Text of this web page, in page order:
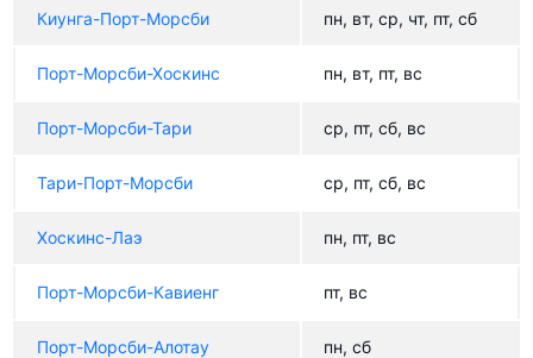
Киунга-Порт-Морсби пн, вт, ср, чт, пт, сб
Порт-Морсби-Хоскинс пн, вт, пт, вс
Порт-Морсби-Тари ср, пт, сб, вс
Тари-Порт-Морсби ср, пт, сб, вс
Хоскинс-Лаэ пн, пт, вс
Порт-Морсби-Кавиенг пт, вс
Порт-Морсби-Алотау пн, сб